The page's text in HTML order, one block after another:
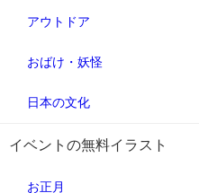
アウトドア
おばけ・妖怪
日本の文化
イベントの無料イラスト
お正月